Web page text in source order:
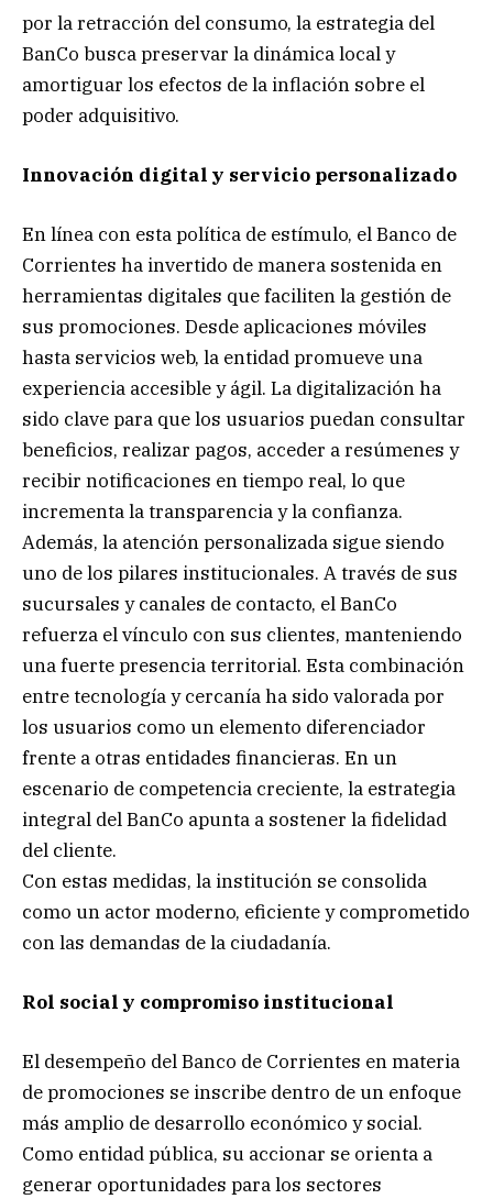
por la retracción del consumo, la estrategia del
BanCo busca preservar la dinámica local y
amortiguar los efectos de la inflación sobre el
poder adquisitivo.
Innovación digital y servicio personalizado
En línea con esta política de estímulo, el Banco de
Corrientes ha invertido de manera sostenida en
herramientas digitales que faciliten la gestión de
sus promociones. Desde aplicaciones móviles
hasta servicios web, la entidad promueve una
experiencia accesible y ágil. La digitalización ha
sido clave para que los usuarios puedan consultar
beneficios, realizar pagos, acceder a resúmenes y
recibir notificaciones en tiempo real, lo que
incrementa la transparencia y la confianza.
Además, la atención personalizada sigue siendo
uno de los pilares institucionales. A través de sus
sucursales y canales de contacto, el BanCo
refuerza el vínculo con sus clientes, manteniendo
una fuerte presencia territorial. Esta combinación
entre tecnología y cercanía ha sido valorada por
los usuarios como un elemento diferenciador
frente a otras entidades financieras. En un
escenario de competencia creciente, la estrategia
integral del BanCo apunta a sostener la fidelidad
del cliente.
Con estas medidas, la institución se consolida
como un actor moderno, eficiente y comprometido
con las demandas de la ciudadanía.
Rol social y compromiso institucional
El desempeño del Banco de Corrientes en materia
de promociones se inscribe dentro de un enfoque
más amplio de desarrollo económico y social.
Como entidad pública, su accionar se orienta a
generar oportunidades para los sectores